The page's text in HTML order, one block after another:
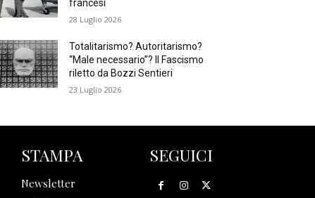
francesi
28 Luglio 2026
Totalitarismo? Autoritarismo?
“Male necessario”? Il Fascismo
riletto da Bozzi Sentieri
23 Luglio 2026
STAMPA
Newsletter
SEGUICI